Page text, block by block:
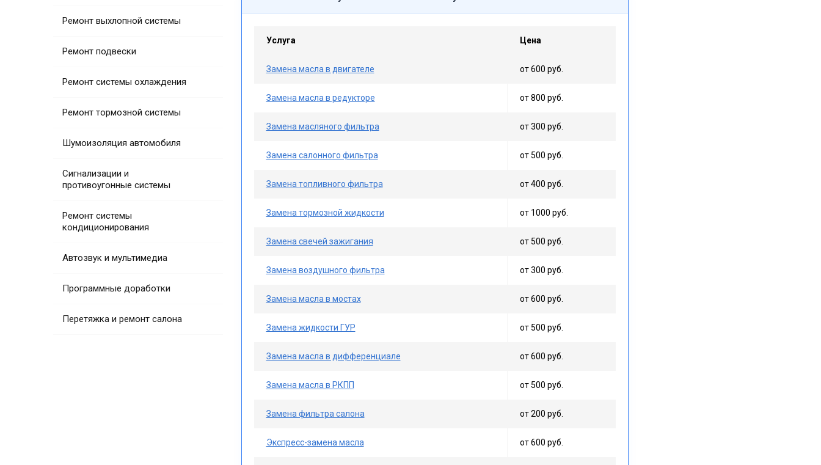
Ремонт выхлопной системы
Ремонт подвески
Ремонт системы охлаждения
Ремонт тормозной системы
Шумоизоляция автомобиля
Сигнализации и
противоугонные системы
Ремонт системы
кондиционирования
Автозвук и мультимедиа
Программные доработки
Перетяжка и ремонт салона
Услуга Цена
Замена масла в двигателе от 600 руб.
Замена масла в редукторе от 800 руб.
Замена масляного фильтра от 300 руб.
Замена салонного фильтра от 500 руб.
Замена топливного фильтра от 400 руб.
Замена тормозной жидкости от 1000 руб.
Замена свечей зажигания от 500 руб.
Замена воздушного фильтра от 300 руб.
Замена масла в мостах от 600 руб.
Замена жидкости ГУР от 500 руб.
Замена масла в дифференциале от 600 руб.
Замена масла в РКПП от 500 руб.
Замена фильтра салона от 200 руб.
Экспресс-замена масла от 600 руб.